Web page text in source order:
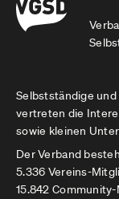
Selbstständige
vertreten die
sowie kleinen
Der Verband
5.336 Vereins-
15.842